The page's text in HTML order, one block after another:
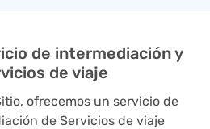
de intermediación y
de viaje
ofrecemos un servicio de
de Servicios de viaje